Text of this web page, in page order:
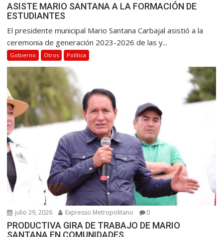
ASISTE MARIO SANTANA A LA FORMACIÓN DE
ESTUDIANTES
El presidente municipal Mario Santana Carbajal asistió a la
ceremonia de generación 2023-2026 de las y...
Gobierno Otros Política
julio 29, 2026 Expresso Metropolitano 0
PRODUCTIVA GIRA DE TRABAJO DE MARIO
SANTANA EN COMUNIDADES